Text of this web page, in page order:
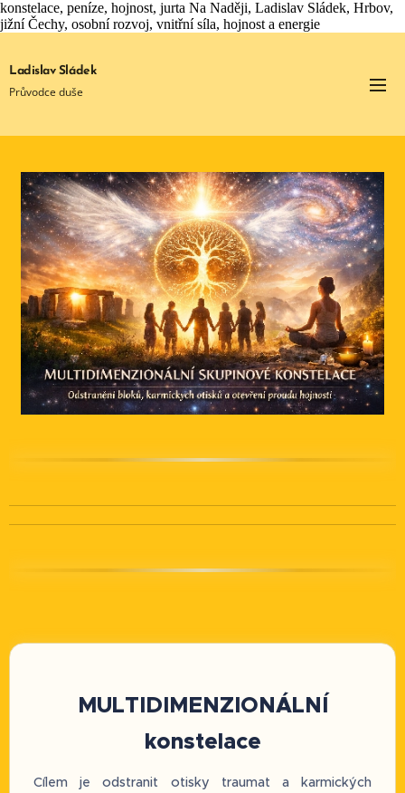
konstelace, peníze, hojnost, jurta Na Naději, Ladislav Sládek, Hrbov,
jižní Čechy, osobní rozvoj, vnitřní síla, hojnost a energie
Ladislav Sládek
Průvodce duše
MULTIDIMENZIONÁLNÍ
konstelace
Cílem je odstranit otisky traumat a karmických